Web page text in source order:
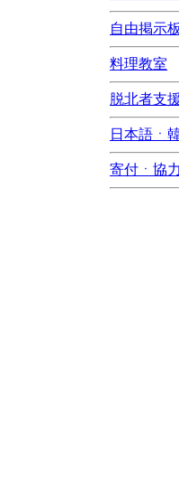
自由掲示板
料理教室
脱北者支
日本語ㆍ
寄付ㆍ協力